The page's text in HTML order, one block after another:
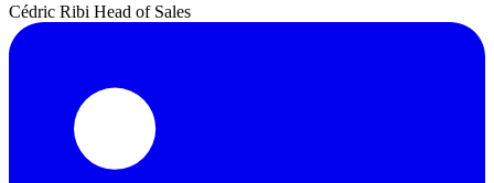
Cédric Ribi Head of Sales